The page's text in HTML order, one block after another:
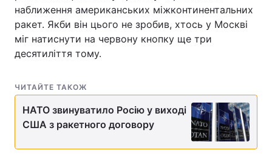
наближення американських міжконтинентальних
ракет. Якби він цього не зробив, хтось у Москві
міг натиснути на червону кнопку ще три
десятиліття тому.
ЧИТАЙТЕ ТАКОЖ
НАТО звинуватило Росію у виході
США з ракетного договору